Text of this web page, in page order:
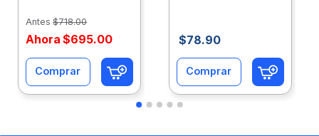
Antes $718.00
Ahora $695.00
Comprar
$78.90
Comprar